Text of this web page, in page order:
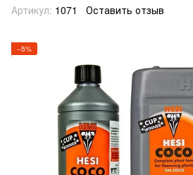
Артикул: 1071 Оставить отзыв
−5%